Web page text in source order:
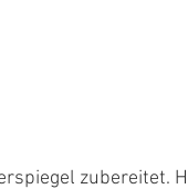
zubereitet.